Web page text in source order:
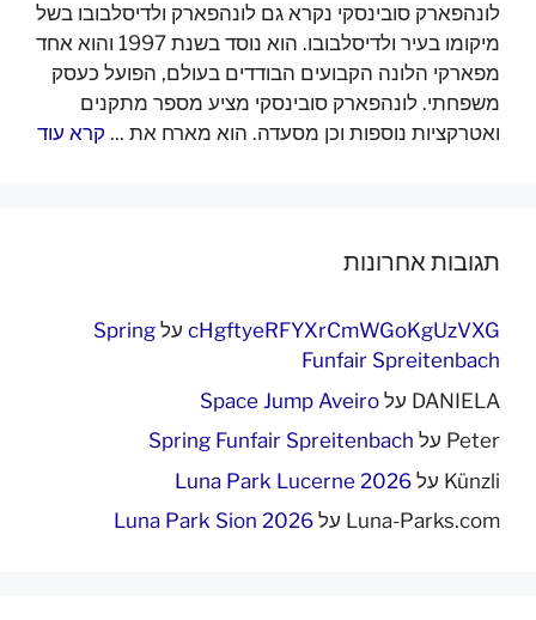
לונהפארק סובינסקי נקרא גם לונהפארק ולדיסלבובו בשל
מיקומו בעיר ולדיסלבובו. הוא נוסד בשנת 1997 והוא אחד
מפארקי הלונה הקבועים הבודדים בעולם, הפועל כעסק
משפחתי. לונהפארק סובינסקי מציע מספר מתקנים
ואטרקציות נוספות וכן מסעדה. הוא מארח את ... קרא עוד
תגובות אחרונות
cHgftyeRFYXrCmWGoKgUzVXG על Spring
Funfair Spreitenbach
DANIELA על Space Jump Aveiro
Peter על Spring Funfair Spreitenbach
Künzli על Luna Park Lucerne 2026
Luna-Parks.com על Luna Park Sion 2026